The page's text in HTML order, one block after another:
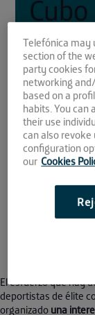
Cubo
30
2020
12:00 -
Espacio
Avda.
Sevilla
This event has
El esfuerzo que hay
deportistas de élite
organizado una
Telefónica may
section of the
party cookies
networking
based on a
habits. You can
their use
can also
configuration
our Cookies